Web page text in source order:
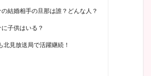
結婚相手の旦那は誰？どんな人？
子供はいる？
北見放送局で活躍継続！